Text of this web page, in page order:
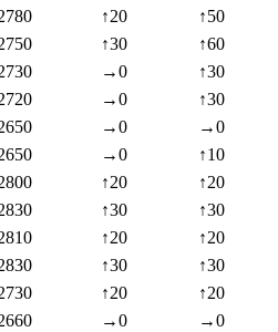
↑20
↑50
↑30
↑60
→0
↑30
→0
↑30
→0
→0
→0
↑10
↑20
↑20
↑30
↑30
↑20
↑20
↑30
↑30
↑20
↑20
→0
→0